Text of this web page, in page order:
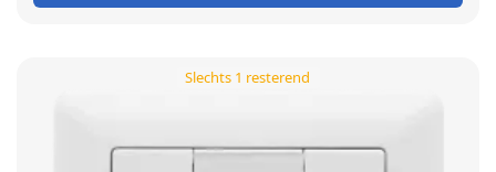
Slechts 1 resterend